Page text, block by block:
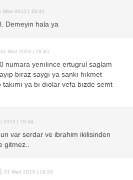
Mart 2013 | 18:40
Demeyin hala ya
31 Mart 2013 | 18:40
numara yenılınce ertugrul saglam
bıraz saygı ya sankı hıkmet
takımı ya bı dıolar vefa bızde semt
2013 | 18:34
var serdar ve ibrahim ikilisinden
gitmez..
31 Mart 2013 | 18:29